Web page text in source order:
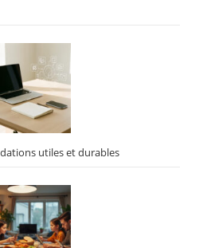
utiles et durables